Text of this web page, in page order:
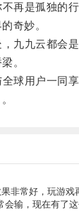
是孤独的行
奇妙。
九云都会是
。
用户一同享
非常好，玩游
会输，现在有了